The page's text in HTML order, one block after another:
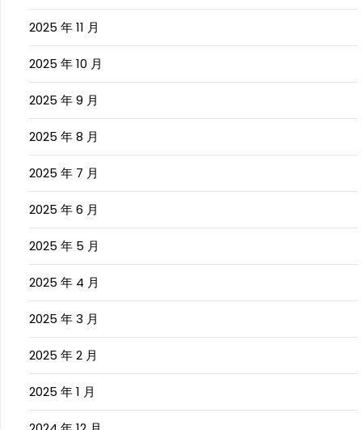
2025 年 11 月
2025 年 10 月
2025 年 9 月
2025 年 8 月
2025 年 7 月
2025 年 6 月
2025 年 5 月
2025 年 4 月
2025 年 3 月
2025 年 2 月
2025 年 1 月